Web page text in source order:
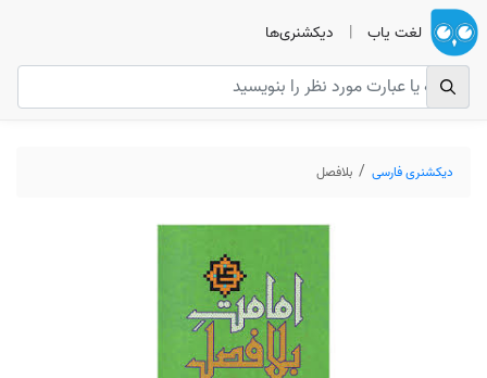
لغت یاب | دیکشنری‌ها
دیکشنری فارسی بلافصل